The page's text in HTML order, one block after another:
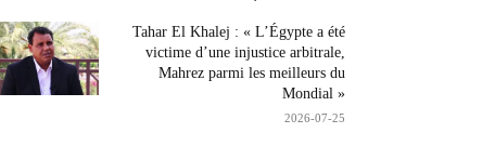
Tahar El Khalej : « L’Égypte a été
victime d’une injustice arbitrale,
Mahrez parmi les meilleurs du
Mondial »
2026-07-25